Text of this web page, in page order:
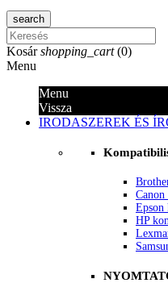
search
Kosár shopping_cart (0)
Menu
Menu
Vissza
IRODASZEREK ÉS
Epson
HP